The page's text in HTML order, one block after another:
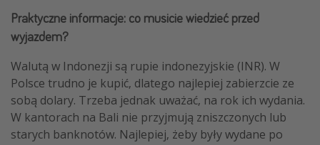
Praktyczne informacje: co musicie wiedzieć przed
wyjazdem?
Walutą w Indonezji są rupie indonezyjskie (INR). W
Polsce trudno je kupić, dlatego najlepiej zabierzcie ze
sobą dolary. Trzeba jednak uważać, na rok ich wydania.
W kantorach na Bali nie przyjmują zniszczonych lub
starych banknotów. Najlepiej, żeby były wydane po